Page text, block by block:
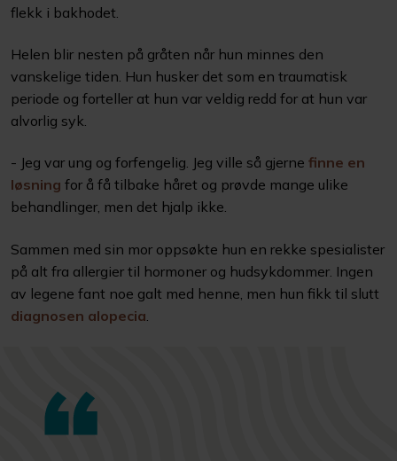
flekk i bakhodet.
Helen blir nesten på gråten når hun minnes den
vanskelige tiden. Hun husker det som en traumatisk
periode og forteller at hun var veldig redd for at hun var
alvorlig syk.
- Jeg var ung og forfengelig. Jeg ville så gjerne finne en
løsning for å få tilbake håret og prøvde mange ulike
behandlinger, men det hjalp ikke.
Sammen med sin mor oppsøkte hun en rekke spesialister
på alt fra allergier til hormoner og hudsykdommer. Ingen
av legene fant noe galt med henne, men hun fikk til slutt
diagnosen alopecia